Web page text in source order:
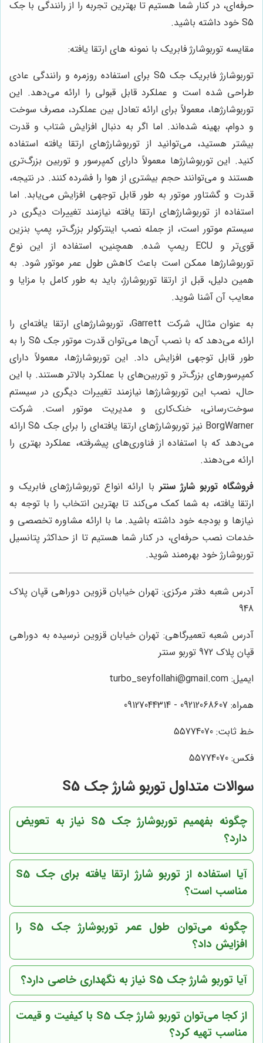
حرفه‌ای، در کنار شما هستیم تا بهترین تجربه را از رانندگی با جک
S5 خود داشته باشید.
مقایسه توربوشارژ فابریک با نمونه های ارتقا یافته:
توربوشارژ فابریک جک S5 برای استفاده روزمره و رانندگی عادی
طراحی شده است و عملکرد قابل قبولی را ارائه می‌دهد. این
توربوشارژها، معمولاً برای ارائه تعادل بین عملکرد، مصرف سوخت
و دوام، بهینه شده‌اند. اما اگر به دنبال افزایش شتاب و قدرت
بیشتر هستید، می‌توانید از توربوشارژهای ارتقا یافته استفاده
کنید. این توربوشارژها معمولاً دارای کمپرسور و توربین بزرگ‌تری
هستند و می‌توانند حجم بیشتری از هوا را فشرده کنند. در نتیجه،
قدرت و گشتاور موتور به طور قابل توجهی افزایش می‌یابد. اما
استفاده از توربوشارژهای ارتقا یافته نیازمند تغییرات دیگری در
سیستم موتور است، از جمله نصب اینترکولر بزرگ‌تر، پمپ بنزین
قوی‌تر و ECU ریمپ شده. همچنین، استفاده از این نوع
توربوشارژها ممکن است باعث کاهش طول عمر موتور شود. به
همین دلیل، قبل از ارتقا توربوشارژ، باید به طور کامل با مزایا و
معایب آن آشنا شوید.
به عنوان مثال، شرکت Garrett، توربوشارژهای ارتقا یافته‌ای را
ارائه می‌دهد که با نصب آن‌ها می‌توان قدرت موتور جک S5 را به
طور قابل توجهی افزایش داد. این توربوشارژها، معمولاً دارای
کمپرسورهای بزرگ‌تر و توربین‌های با عملکرد بالاتر هستند. با این
حال، نصب این توربوشارژها نیازمند تغییرات دیگری در سیستم
سوخت‌رسانی، خنک‌کاری و مدیریت موتور است. شرکت
BorgWarner نیز توربوشارژهای ارتقا یافته‌ای را برای جک S5 ارائه
می‌دهد که با استفاده از فناوری‌های پیشرفته، عملکرد بهتری را
ارائه می‌دهند.
فروشگاه توربو شارژ سنتر با ارائه انواع توربوشارژهای فابریک و
ارتقا یافته، به شما کمک می‌کند تا بهترین انتخاب را با توجه به
نیازها و بودجه خود داشته باشید. ما با ارائه مشاوره تخصصی و
خدمات نصب حرفه‌ای، در کنار شما هستیم تا از حداکثر پتانسیل
توربوشارژ خود بهره‌مند شوید.
آدرس شعبه دفتر مرکزی: تهران خیابان قزوین دوراهی قپان پلاک
948
آدرس شعبه تعمیرگاهی: تهران خیابان قزوین نرسیده به دوراهی
قپان پلاک 972 توربو سنتر
ایمیل: turbo_seyfollahi@gmail.com
همراه: 09212068607 - 09127044314
خط ثابت: 55774070
فکس: 55774070
سوالات متداول توربو شارژ جک S5
چگونه بفهمیم توربوشارژ جک S5 نیاز به تعویض
دارد؟
آیا استفاده از توربو شارژ ارتقا یافته برای جک S5
مناسب است؟
چگونه می‌توان طول عمر توربوشارژ جک S5 را
افزایش داد؟
آیا توربو شارژ جک S5 نیاز به نگهداری خاصی دارد؟
از کجا می‌توان توربو شارژ جک S5 با کیفیت و قیمت
مناسب تهیه کرد؟